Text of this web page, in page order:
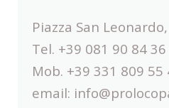
Piazza San Leonardo,
Tel. +39 081 90 84 36
Mob. +39 331 809 55
email: